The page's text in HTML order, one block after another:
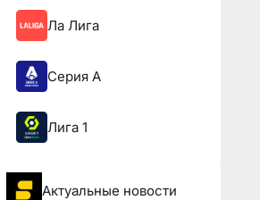
Ла Лига
Серия А
Лига 1
Актуальные новости